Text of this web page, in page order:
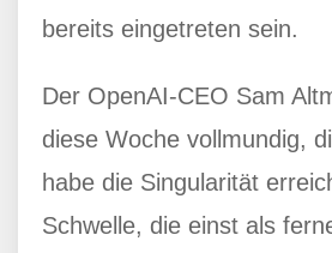
bereits eingetreten sein.
Der OpenAI-CEO Sam
diese Woche vollmundig,
habe die Singularität
Schwelle, die einst als